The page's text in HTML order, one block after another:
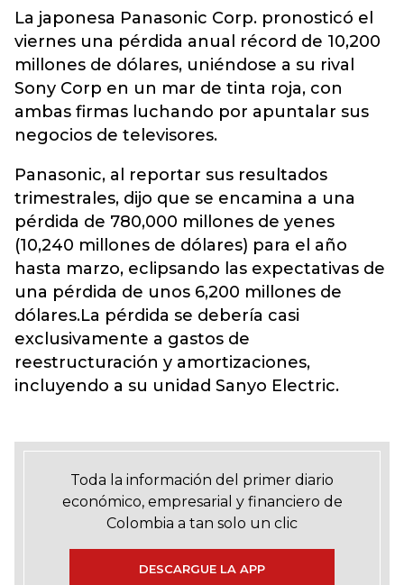
La japonesa Panasonic Corp. pronosticó el
viernes una pérdida anual récord de 10,200
millones de dólares, uniéndose a su rival
Sony Corp en un mar de tinta roja, con
ambas firmas luchando por apuntalar sus
negocios de televisores.
Panasonic, al reportar sus resultados
trimestrales, dijo que se encamina a una
pérdida de 780,000 millones de yenes
(10,240 millones de dólares) para el año
hasta marzo, eclipsando las expectativas de
una pérdida de unos 6,200 millones de
dólares.La pérdida se debería casi
exclusivamente a gastos de
reestructuración y amortizaciones,
incluyendo a su unidad Sanyo Electric.
Toda la información del primer diario
económico, empresarial y financiero de
Colombia a tan solo un clic
DESCARGUE LA APP